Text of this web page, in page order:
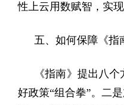
性上云用数赋智，实
五、如何保障《指
《指南》提出八
好政策“组合拳”。二